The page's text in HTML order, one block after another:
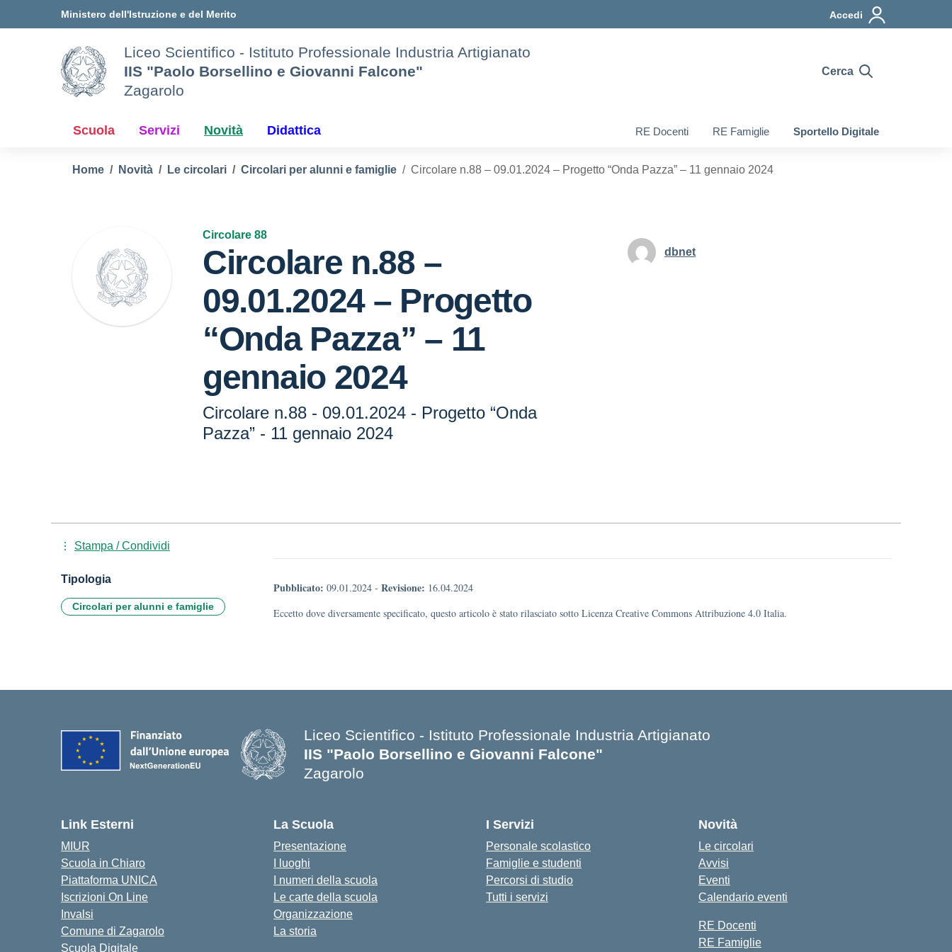
Ministero dell'Istruzione e del Merito Accedi
Liceo Scientifico - Istituto Professionale Industria Artigianato
IIS "Paolo Borsellino e Giovanni Falcone"
Zagarolo
Cerca
Scuola Servizi Novità Didattica RE Docenti RE Famiglie Sportello Digitale
Home Novità Le circolari Circolari per alunni e famiglie Circolare n.88 – 09.01.2024 – Progetto “Onda Pazza” – 11 gennaio 2024
Circolare 88
Circolare n.88 –
09.01.2024 – Progetto
“Onda Pazza” – 11
gennaio 2024
Circolare n.88 - 09.01.2024 - Progetto “Onda
Pazza” - 11 gennaio 2024
dbnet
Pubblicato: 09.01.2024 - Revisione: 16.04.2024
Eccetto dove diversamente specificato, questo articolo è stato rilasciato sotto Licenza Creative Commons Attribuzione 4.0 Italia.
Stampa / Condividi
Tipologia
Circolari per alunni e famiglie
Liceo Scientifico - Istituto Professionale Industria Artigianato
IIS "Paolo Borsellino e Giovanni Falcone"
Zagarolo
Link Esterni
MIUR
Scuola in Chiaro
Piattaforma UNICA
Iscrizioni On Line
Invalsi
Comune di Zagarolo
Scuola Digitale
La Scuola
Presentazione
I luoghi
I numeri della scuola
Le carte della scuola
Organizzazione
La storia
I Servizi
Personale scolastico
Famiglie e studenti
Percorsi di studio
Tutti i servizi
Novità
Le circolari
Avvisi
Eventi
Calendario eventi
RE Docenti
RE Famiglie